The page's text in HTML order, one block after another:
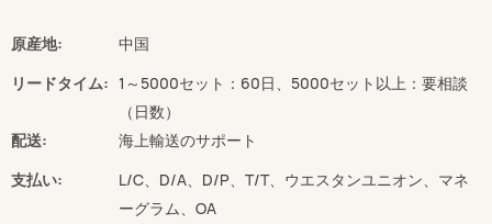
原産地:
中国
リードタイム: 1～5000セット：60日、5000セット以上：要相談
（日数）
配送:
海上輸送のサポート
支払い:
L/C、D/A、D/P、T/T、ウエスタンユニオン、マネ
ーグラム、OA